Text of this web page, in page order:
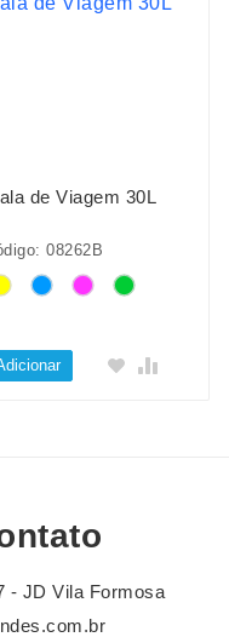
de Viagem 30L
08262B
- JD Vila Formosa